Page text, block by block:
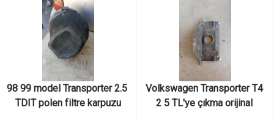
98 99 model Transporter 2.5
TDIT polen filtre karpuzu
Volkswagen Transporter T4
2 5 TL'ye çıkma orijinal